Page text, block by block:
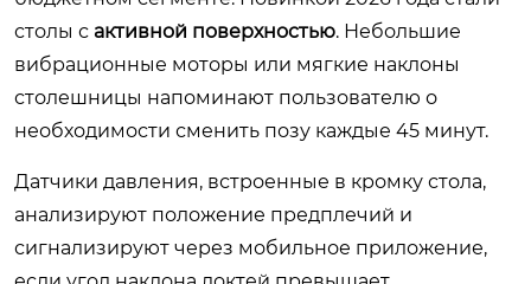
столы с активной поверхностью. Небольшие
вибрационные моторы или мягкие наклоны
столешницы напоминают пользователю о
необходимости сменить позу каждые 45 минут.
Датчики давления, встроенные в кромку стола,
анализируют положение предплечий и
сигнализируют через мобильное приложение,